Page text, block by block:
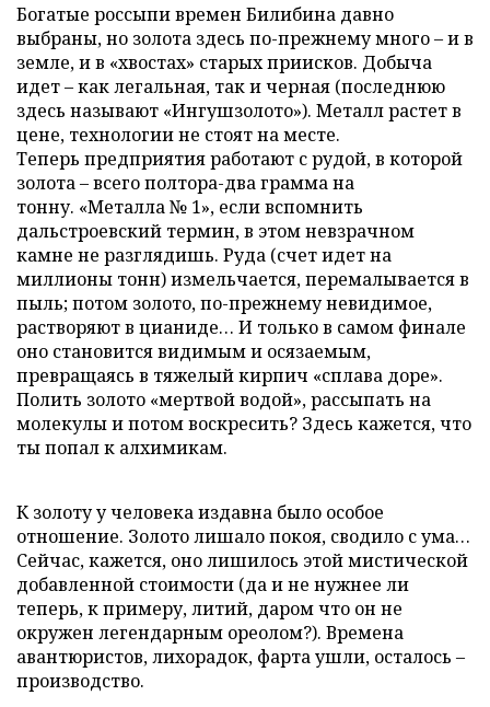
Богатые россыпи времен Билибина давно
выбраны, но золота здесь по-прежнему много – и в
земле, и в «хвостах» старых приисков. Добыча
идет – как легальная, так и черная (последнюю
здесь называют «Ингушзолото»). Металл растет в
цене, технологии не стоят на месте.
Теперь предприятия работают с рудой, в которой
золота – всего полтора-два грамма на
тонну. «Металла № 1», если вспомнить
дальстроевский термин, в этом невзрачном
камне не разглядишь. Руда (счет идет на
миллионы тонн) измельчается, перемалывается в
пыль; потом золото, по-прежнему невидимое,
растворяют в цианиде… И только в самом финале
оно становится видимым и осязаемым,
превращаясь в тяжелый кирпич «сплава доре».
Полить золото «мертвой водой», рассыпать на
молекулы и потом воскресить? Здесь кажется, что
ты попал к алхимикам.
К золоту у человека издавна было особое
отношение. Золото лишало покоя, сводило с ума…
Сейчас, кажется, оно лишилось этой мистической
добавленной стоимости (да и не нужнее ли
теперь, к примеру, литий, даром что он не
окружен легендарным ореолом?). Времена
авантюристов, лихорадок, фарта ушли, осталось –
производство.